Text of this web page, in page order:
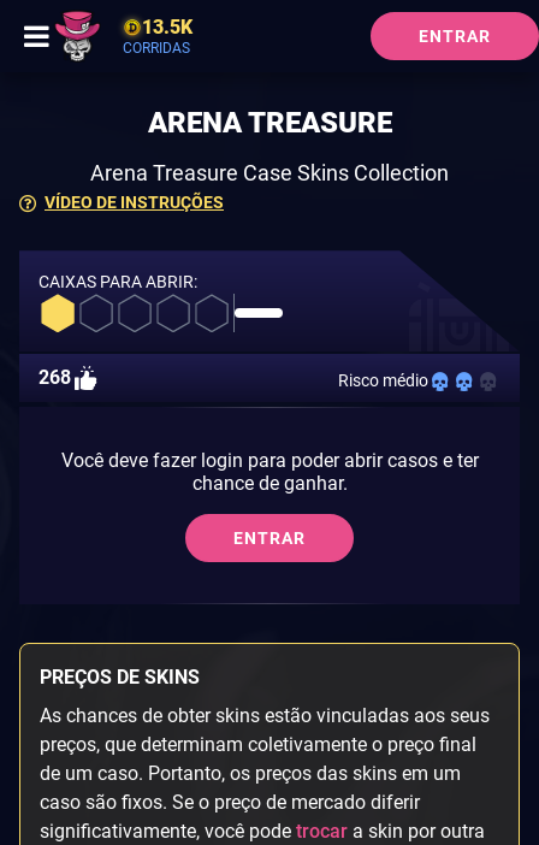
13.5K
CORRIDAS
ENTRAR
VÍDEO DE INSTRUÇÕES
ARENA TREASURE
Arena Treasure Case Skins Collection
CAIXAS PARA ABRIR:
268 Risco médio
Você deve fazer login para poder abrir casos e ter
chance de ganhar.
ENTRAR
PREÇOS DE SKINS
As chances de obter skins estão vinculadas aos seus
preços, que determinam coletivamente o preço final
de um caso. Portanto, os preços das skins em um
caso são fixos. Se o preço de mercado diferir
significativamente, você pode trocar a skin por outra